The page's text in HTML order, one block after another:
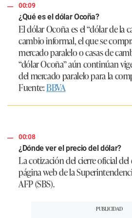
00:09
¿Qué es el dólar Ocoña?
El dólar Ocoña es el “dólar de la
cambio informal, el que se
mercado paralelo o casas de
“dólar Ocoña” aún continúan
del mercado paralelo para la
Fuente:BBVA
00:08
¿Dónde ver el precio del dólar?
La cotización del cierre oficial del
página web de la
AFP (SBS).